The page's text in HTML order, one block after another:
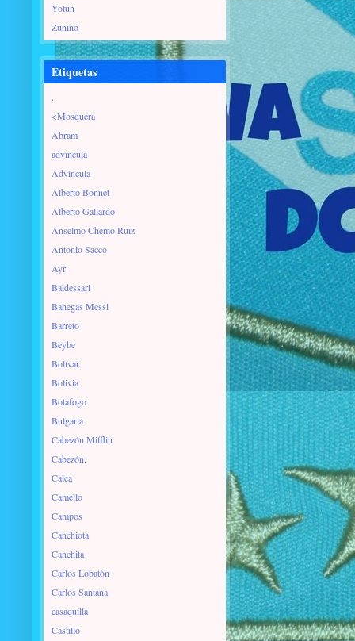
Yotun
Zunino
Etiquetas
.
<Mosquera
Abram
advincula
Advíncula
Alberto Bonnet
Alberto Gallardo
Anselmo Chemo Ruiz
Antonio Sacco
Ayr
Baldessari
Banegas Messi
Barreto
Beybe
Bolívar.
Bolivia
Botafogo
Bulgaria
Cabezón Mifflin
Cabezón.
Calca
Camello
Campos
Canchiota
Canchita
Carlos Lobatòn
Carlos Santana
casaquilla
Castillo